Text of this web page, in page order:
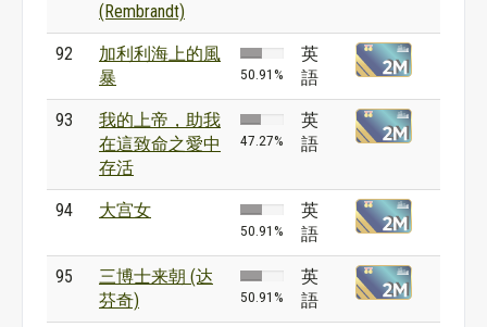
(Rembrandt)
92
加利利海上的風
暴
50.91%
英
語
93
我的上帝，助我
在這致命之愛中
存活
47.27%
英
語
94 大宫女
50.91%
英
語
95
三博士来朝 (达
芬奇)
50.91%
英
語